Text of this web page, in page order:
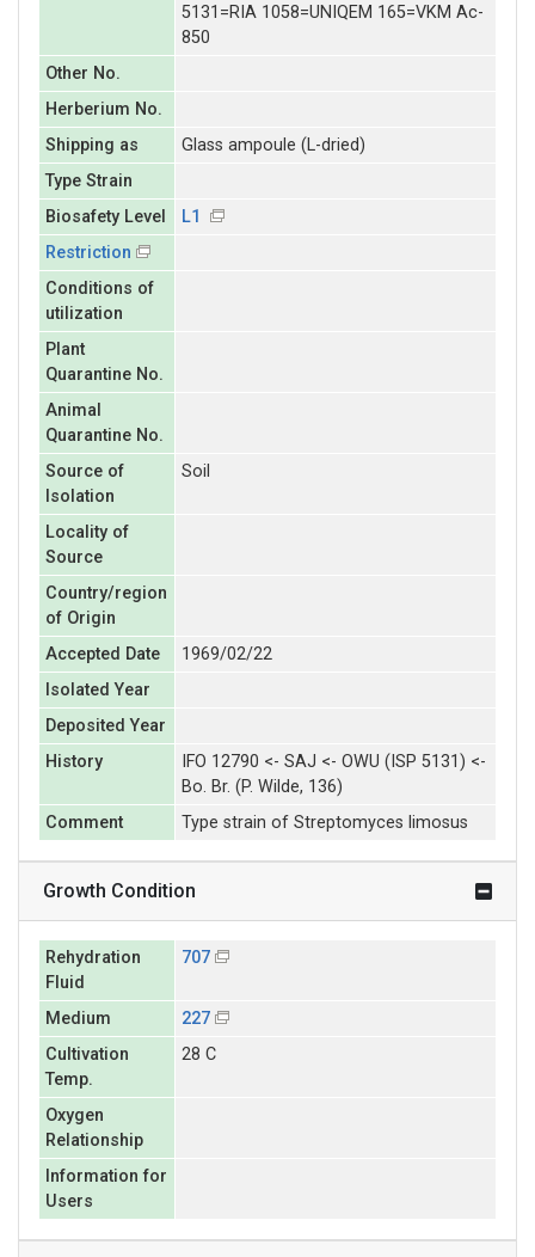
5131=RIA 1058=UNIQEM 165=VKM Ac-
850
Other No.
Herberium No.
Shipping as
Glass ampoule (L-dried)
Type Strain
Biosafety Level
L1
Restriction
Conditions of
utilization
Plant
Quarantine No.
Animal
Quarantine No.
Source of
Isolation
Soil
Locality of
Source
Country/region
of Origin
Accepted Date
1969/02/22
Isolated Year
Deposited Year
History
IFO 12790 <- SAJ <- OWU (ISP 5131) <-
Bo. Br. (P. Wilde, 136)
Comment
Type strain of Streptomyces limosus
Growth Condition
Rehydration
Fluid
707
Medium
227
Cultivation
Temp.
28 C
Oxygen
Relationship
Information for
Users